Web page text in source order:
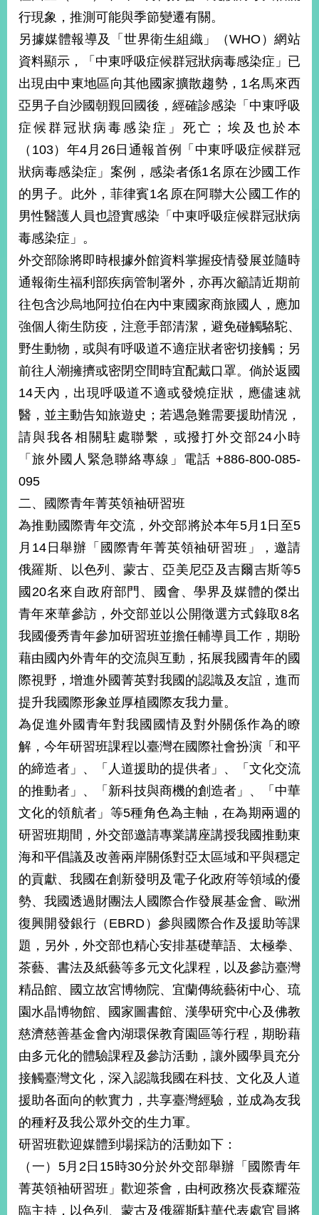
心
外
交
資
國
與
地
區
國
際
播
政
府
資
訊
公
開
民
服
本
部
相
關
網
站
部
長
信
箱
粉
絲
專
頁
LINEInstagram
X平台
(原推特)
APPYouTube
RSS
政
府
網
站
資
料
開
放
宣
告
隱
私
權
保
及
資
安
全
策
無
障
礙
網
站
說
行現象，推測可能與季節變遷有關。
另據媒體報導及「世界衛生組織」（WHO）網站
資料顯示，「中東呼吸症候群冠狀病毒感染症」已
出現由中東地區向其他國家擴散趨勢，1名馬來西
亞男子自沙國朝覲回國後，經確診感染「中東呼吸
症候群冠狀病毒感染症」死亡；埃及也於本
（103）年4月26日通報首例「中東呼吸症候群冠
狀病毒感染症」案例，感染者係1名原在沙國工作
的男子。此外，菲律賓1名原在阿聯大公國工作的
男性醫護人員也證實感染「中東呼吸症候群冠狀病
毒感染症」。
外交部除將即時根據外館資料掌握疫情發展並隨時
通報衛生福利部疾病管制署外，亦再次籲請近期前
往包含沙烏地阿拉伯在內中東國家商旅國人，應加
強個人衛生防疫，注意手部清潔，避免碰觸駱駝、
野生動物，或與有呼吸道不適症狀者密切接觸；另
前往人潮擁擠或密閉空間時宜配戴口罩。倘於返國
14天內，出現呼吸道不適或發燒症狀，應儘速就
醫，並主動告知旅遊史；若遇急難需要援助情況，
請與我各相關駐處聯繫，或撥打外交部24小時
「旅外國人緊急聯絡專線」電話 +886-800-085-
095
二、國際青年菁英領袖研習班
為推動國際青年交流，外交部將於本年5月1日至5
月14日舉辦「國際青年菁英領袖研習班」，邀請
俄羅斯、以色列、蒙古、亞美尼亞及吉爾吉斯等5
國20名來自政府部門、國會、學界及媒體的傑出
青年來華參訪，外交部並以公開徵選方式錄取8名
我國優秀青年參加研習班並擔任輔導員工作，期盼
藉由國內外青年的交流與互動，拓展我國青年的國
際視野，增進外國菁英對我國的認識及友誼，進而
提升我國際形象並厚植國際友我力量。
為促進外國青年對我國國情及對外關係作為的瞭
解，今年研習班課程以臺灣在國際社會扮演「和平
的締造者」、「人道援助的提供者」、「文化交流
的推動者」、「新科技與商機的創造者」、「中華
文化的領航者」等5種角色為主軸，在為期兩週的
研習班期間，外交部邀請專業講座講授我國推動東
海和平倡議及改善兩岸關係對亞太區域和平與穩定
的貢獻、我國在創新發明及電子化政府等領域的優
勢、我國透過財團法人國際合作發展基金會、歐洲
復興開發銀行（EBRD）參與國際合作及援助等課
題，另外，外交部也精心安排基礎華語、太極拳、
茶藝、書法及紙藝等多元文化課程，以及參訪臺灣
精品館、國立故宮博物院、宜蘭傳統藝術中心、琉
園水晶博物館、國家圖書館、漢學研究中心及佛教
慈濟慈善基金會內湖環保教育園區等行程，期盼藉
由多元化的體驗課程及參訪活動，讓外國學員充分
接觸臺灣文化，深入認識我國在科技、文化及人道
援助各面向的軟實力，共享臺灣經驗，並成為友我
的種籽及我公眾外交的生力軍。
研習班歡迎媒體到場採訪的活動如下：
（一）5月2日15時30分於外交部舉辦「國際青年
菁英領袖研習班」歡迎茶會，由柯政務次長森耀蒞
臨主持，以色列、蒙古及俄羅斯駐華代表處官員將